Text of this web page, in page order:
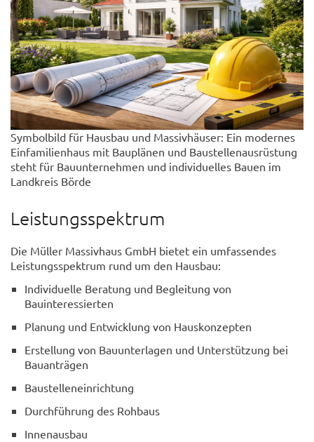
Symbolbild für Hausbau und Massivhäuser: Ein modernes
Einfamilienhaus mit Bauplänen und Baustellenausrüstung
steht für Bauunternehmen und individuelles Bauen im
Landkreis Börde
Leistungsspektrum
Die Müller Massivhaus GmbH bietet ein umfassendes
Leistungsspektrum rund um den Hausbau:
Individuelle Beratung und Begleitung von
Bauinteressierten
Planung und Entwicklung von Hauskonzepten
Erstellung von Bauunterlagen und Unterstützung bei
Bauanträgen
Baustelleneinrichtung
Durchführung des Rohbaus
Innenausbau